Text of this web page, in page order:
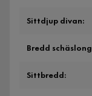
Sittdjup divan:
Bredd schäslong
Sittbredd: